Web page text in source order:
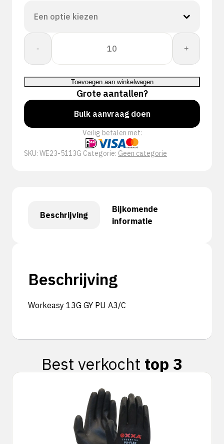
-
Workeasy
13G
GY
PU
A3/C
aantal
+
Toevoegen aan winkelwagen
Grote aantallen?
Bulk aanvraag doen
Veilig betalen met:
SKU: WE23-5113G Categorie: Geen categorie
Beschrijving
Bijkomende
informatie
Beschrijving
Workeasy 13G GY PU A3/C
Best verkocht top 3